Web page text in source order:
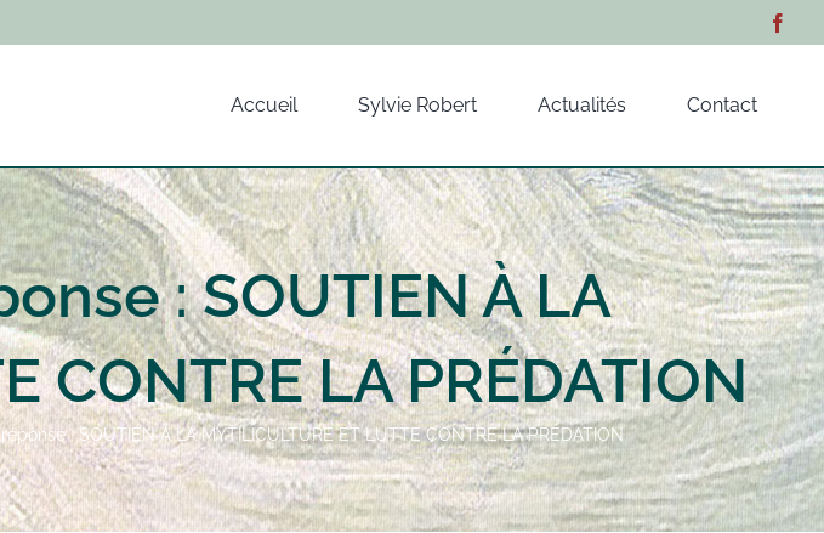
Accueil Sylvie Robert Actualités Contact
: SOUTIEN À LA
CONTRE LA PRÉDATION
: SOUTIEN À LA MYTILICULTURE ET LUTTE CONTRE LA PRÉDATION